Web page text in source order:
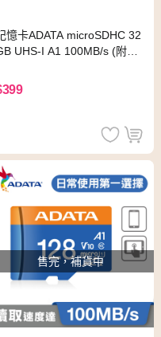
憶卡ADATA microSDHC 32
UHS-I A1 100MB/s (附轉
售完，補貨中